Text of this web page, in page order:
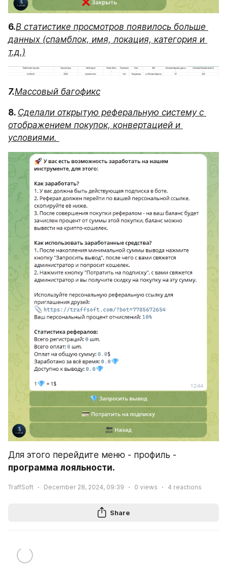
6.В статистике просмотров появилось больше
данных (спамблок, имя, локация, категория и
т.д.)
7.Массовый багофикс
8. Сделали открытую реферальную систему с
отображением покупок, конвертацией и
условиями.
программа лояльности.
TraffSoft December 28, 2024, 09:39 0 views 4 reactions
Share